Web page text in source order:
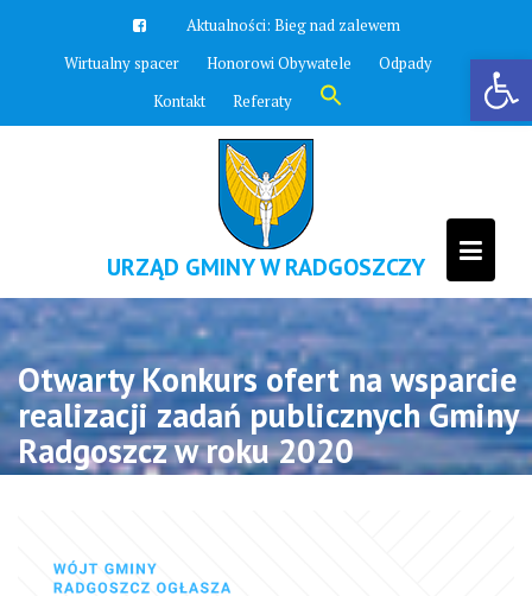
Otwórz pasek narzędzi
Aktualności: Bieg nad zalewem
Wirtualny spacer
Honorowi Obywatele
Odpady
Kontakt
Referaty Search
for:
Search Button
URZĄD GMINY W RADGOSZCZY
Otwarty Konkurs ofert na wsparcie
realizacji zadań publicznych Gminy
Radgoszcz w roku 2020